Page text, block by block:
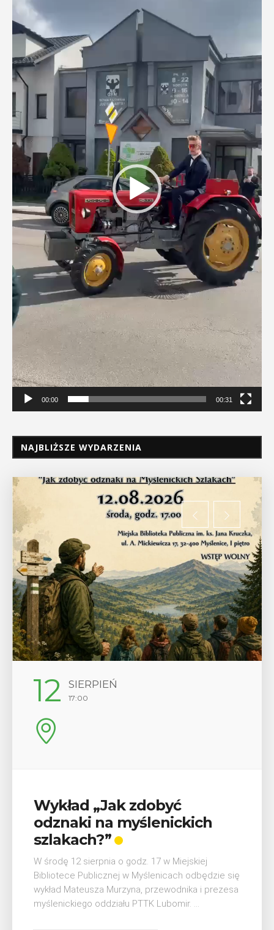
00:00 00:31
NAJBLIŻSZE WYDARZENIA
29 SIERPIEŃ
08:00 - 18:00
V Turniej Myślimira.
Mieszczanie i rzemieślnicy
W ostatni weekend wakacji, czyli 29-30 sierpnia w
Myślenicach odbędzie się piąta edycja Turnieju
Myślimira. Wydarzenie organizowane przez
Muzeum Niepodległości w Myślenicach odbędzie
się na ...